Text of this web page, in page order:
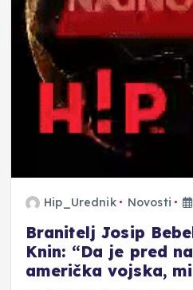
Hip_Urednik Novosti
Branitelj Josip
Knin: “Da je pred
američka vojska,